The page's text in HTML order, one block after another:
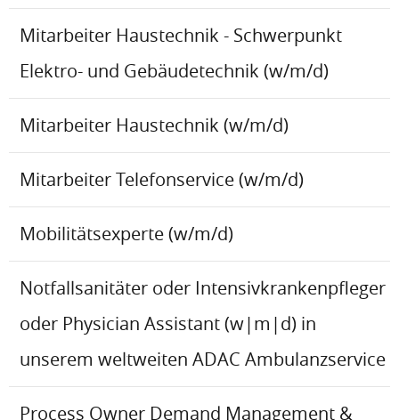
Mitarbeiter Haustechnik - Schwerpunkt
Elektro- und Gebäudetechnik (w/m/d)
Mitarbeiter Haustechnik (w/m/d)
Mitarbeiter Telefonservice (w/m/d)
Mobilitätsexperte (w/m/d)
Notfallsanitäter oder Intensivkrankenpfleger
oder Physician Assistant (w|m|d) in
unserem weltweiten ADAC Ambulanzservice
Process Owner Demand Management &